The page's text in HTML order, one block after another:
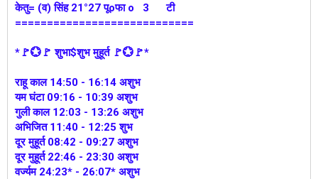
केतु= (व) सिंह 21°27 पूoफा o 3 टी
============================
*🚩💮🚩 शुभा$शुभ मुहूर्त 🚩💮🚩*
राहू काल 14:50 - 16:14 अशुभ
यम घंटा 09:16 - 10:39 अशुभ
गुली काल 12:03 - 13:26 अशुभ
अभिजित 11:40 - 12:25 शुभ
दूर मुहूर्त 08:42 - 09:27 अशुभ
दूर मुहूर्त 22:46 - 23:30 अशुभ
वर्ज्यम 24:23* - 26:07* अशुभ